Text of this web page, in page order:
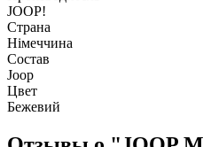
JOOP!
Страна
Німеччина
Состав
Joop
Цвет
Бежевий